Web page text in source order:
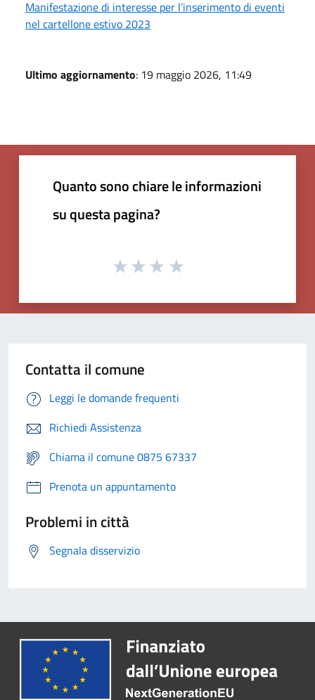
Manifestazione di interesse per l’inserimento di eventi
nel cartellone estivo 2023
Ultimo aggiornamento: 19 maggio 2026, 11:49
Quanto sono chiare le informazioni
su questa pagina?
Contatta il comune
Leggi le domande frequenti
Richiedi Assistenza
Chiama il comune 0875 67337
Prenota un appuntamento
Problemi in città
Segnala disservizio